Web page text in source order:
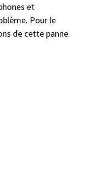
et
Pour le
de cette panne.